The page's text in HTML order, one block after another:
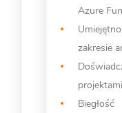
Azure
zakresie
projektami